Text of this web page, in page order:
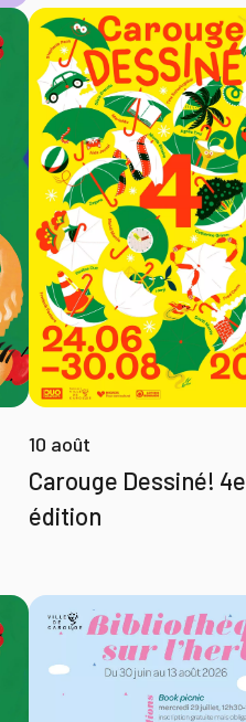
10 août
Carouge Dessiné! 4e
édition